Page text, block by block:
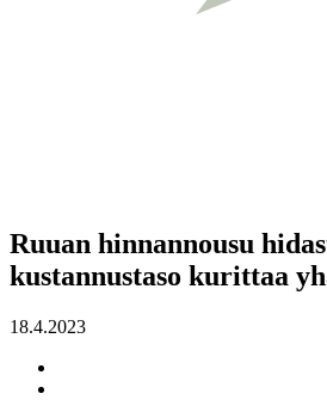
Ruuan hinnannousu
kustannustaso kurittaa
18.4.2023